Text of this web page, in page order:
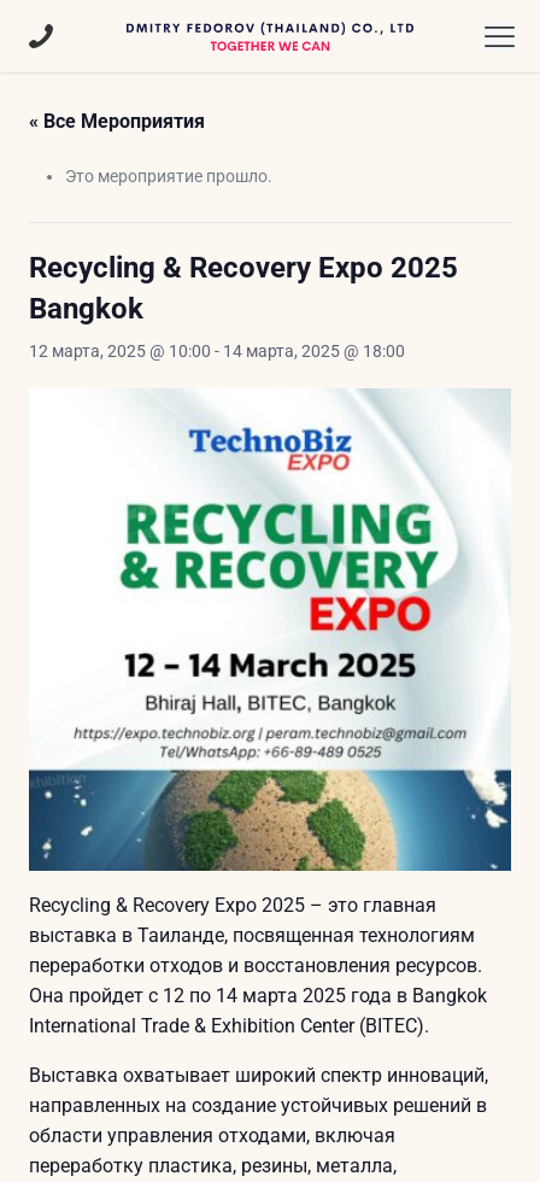
« Все Мероприятия
Это мероприятие прошло.
Recycling & Recovery Expo 2025
Bangkok
12 марта, 2025 @ 10:00 - 14 марта, 2025 @ 18:00
Recycling & Recovery Expo 2025 – это главная
выставка в Таиланде, посвященная технологиям
переработки отходов и восстановления ресурсов.
Она пройдет с 12 по 14 марта 2025 года в Bangkok
International Trade & Exhibition Center (BITEC).
Выставка охватывает широкий спектр инноваций,
направленных на создание устойчивых решений в
области управления отходами, включая
переработку пластика, резины, металла,